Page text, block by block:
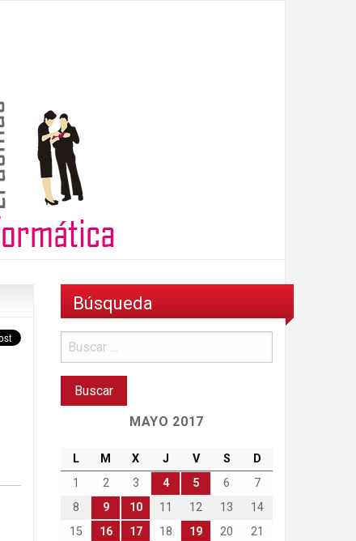
Búsqueda
MAYO 2017
L M X J V S
D
1
2 3 4 5 6
7
8
9 10 11 12 13
14
15
16 17 18 19 20
21